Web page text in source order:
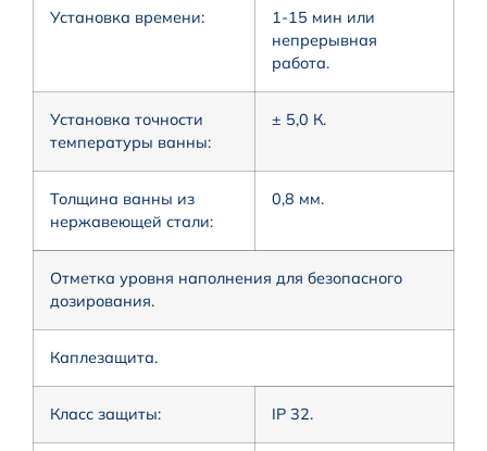
Установка времени:
1-15 мин или
непрерывная
работа.
Установка точности
температуры ванны:
± 5,0 К.
Толщина ванны из
нержавеющей стали:
0,8 мм.
Отметка уровня наполнения для безопасного
дозирования.
Каплезащита.
Класс защиты: IP 32.